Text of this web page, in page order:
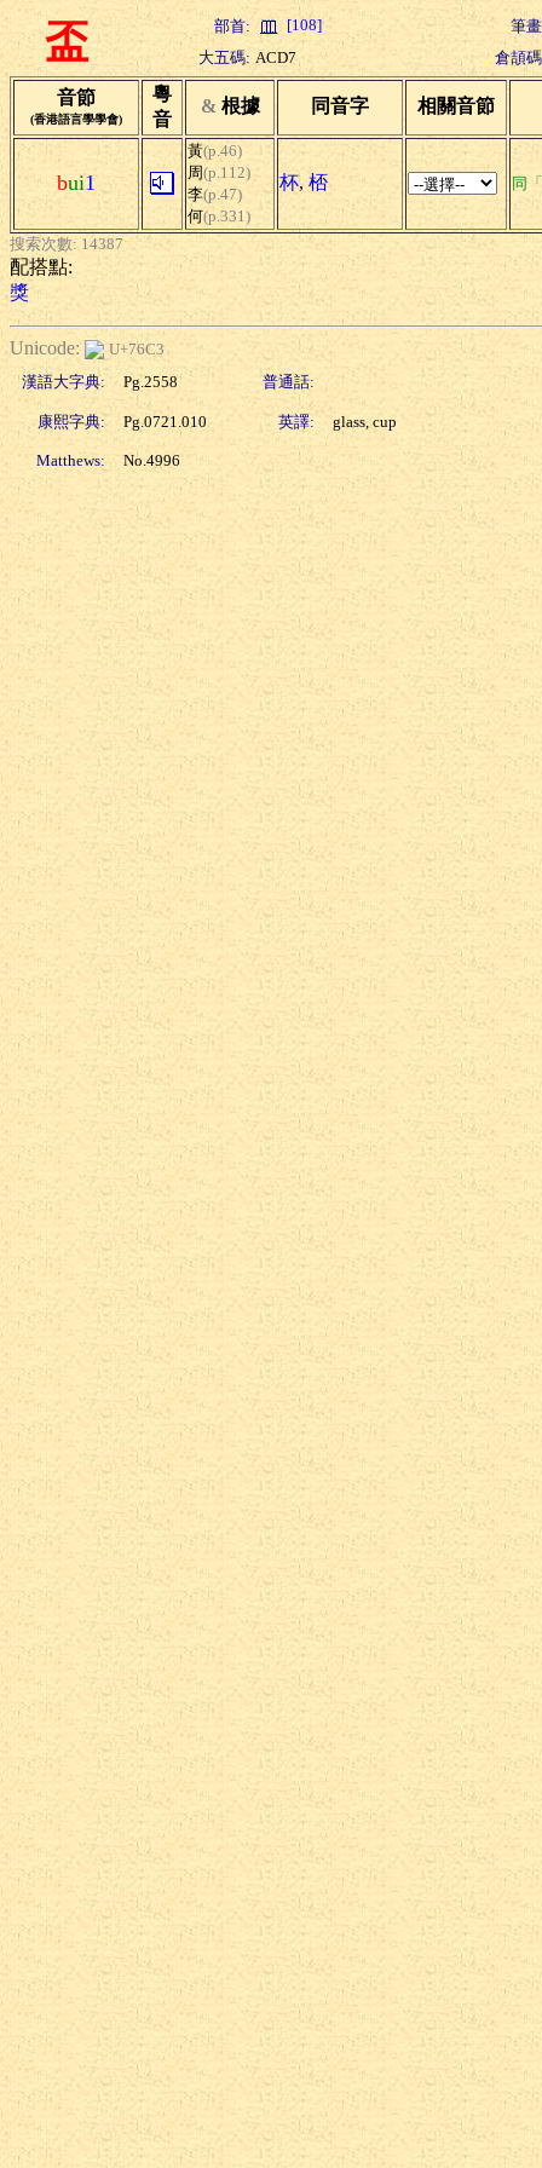
盃 部首: [108]
筆
大五碼: ACD7 倉頡
音節
(香港語言學學會)
粵
音
& 根據 同音字 相關音節
bui1
黃(p.46)
周(p.112)
李(p.47)
何(p.331)
杯, 桮 同
搜索次數: 14387
配搭點:
獎
Unicode:
U+76C3
漢語大字典:
Pg.2558 普通話:
康熙字典: Pg.0721.010 英譯: glass, cup
Matthews: No.4996